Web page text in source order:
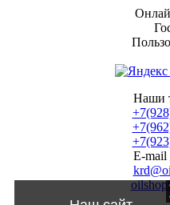
Наши
E-mail